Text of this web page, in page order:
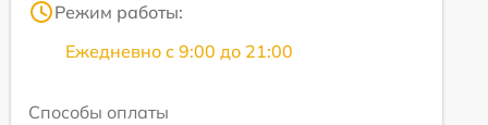
Режим работы:
Ежедневно с 9:00 до 21:00
Способы оплаты